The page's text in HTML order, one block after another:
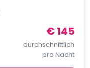
€ 145
durchschnittlich
pro Nacht